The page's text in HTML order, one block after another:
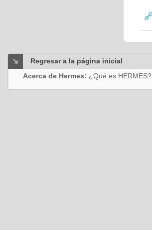
Regresar a la página inicial
Acerca de Hermes: ¿Qué es HERMES?